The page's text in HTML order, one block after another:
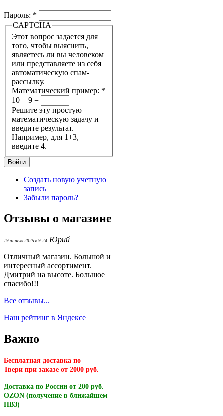
Пароль: *
CAPTCHA
Этот вопрос задается для
того, чтобы выяснить,
являетесь ли вы человеком
или представляете из себя
автоматическую спам-
рассылку.
Математический пример: *
10 + 9 =
Решите эту простую
математическую задачу и
введите результат.
Например, для 1+3,
введите 4.
Создать новую учетную
запись
Забыли пароль?
Отзывы о магазине
19 апреля 2025 в 9:24 Юрий
Отличный магазин. Большой и
интересный ассортимент.
Дмитрий на высоте. Большое
спасибо!!!
Все отзывы...
Наш рейтинг в Яндексе
Важно
Бесплатная доставка по
Твери при заказе от 2000 руб.
Доставка по России от 200 руб.
OZON (получение в ближайшем
ПВЗ)